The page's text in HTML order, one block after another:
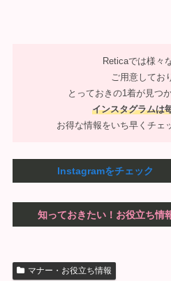
Reticaでは様々
ご用意してお
とっておきの1着が見つ
インスタグラムは
お得な情報をいち早くチェ
Instagramをチェック
知っておきたい！お役立ち情
マナー・お役立ち情報